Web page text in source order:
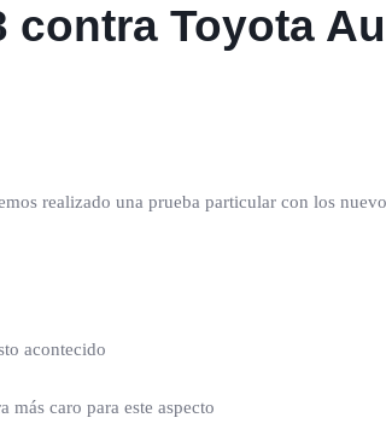
Toyota
realizado una prueba particular con los
acontecido
caro para este aspecto